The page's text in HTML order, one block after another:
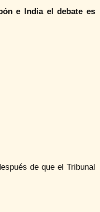
e India el debate es
de que el Tribunal